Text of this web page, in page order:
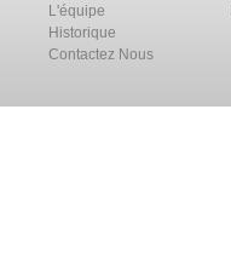
L'équipe
Historique
Contactez Nous